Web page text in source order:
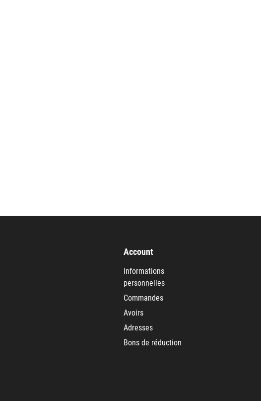
Account
Informations
personnelles
Commandes
Avoirs
Adresses
Bons de réduction